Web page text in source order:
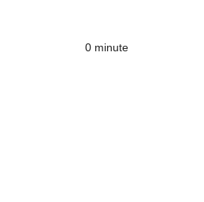
0 minute